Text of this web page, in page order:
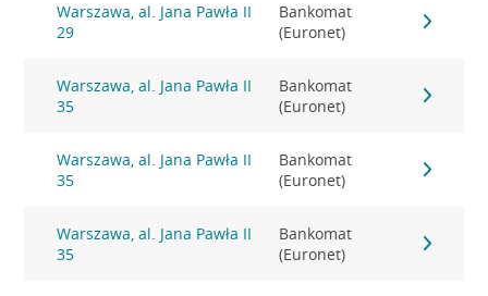
Warszawa, al. Jana Pawła II
29
Bankomat
(Euronet)
Warszawa, al. Jana Pawła II
35
Bankomat
(Euronet)
Warszawa, al. Jana Pawła II
35
Bankomat
(Euronet)
Warszawa, al. Jana Pawła II
35
Bankomat
(Euronet)